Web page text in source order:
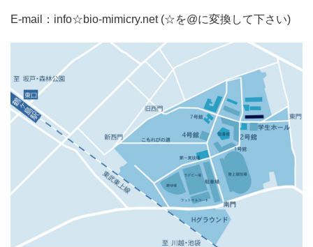
E-mail：info☆bio-mimicry.net (☆を@に変換して下さい)